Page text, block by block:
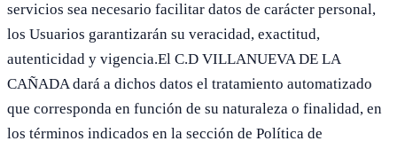
servicios sea necesario facilitar datos de carácter personal,
los Usuarios garantizarán su veracidad, exactitud,
autenticidad y vigencia.El C.D VILLANUEVA DE LA
CAÑADA dará a dichos datos el tratamiento automatizado
que corresponda en función de su naturaleza o finalidad, en
los términos indicados en la sección de Política de